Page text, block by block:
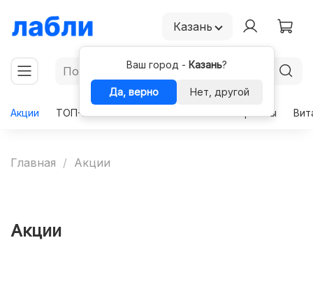
Казань
Ваш город - Казань?
Да, верно
Нет, другой
Акции
ТОП-50 Гормоны
Главная Акции
Акции